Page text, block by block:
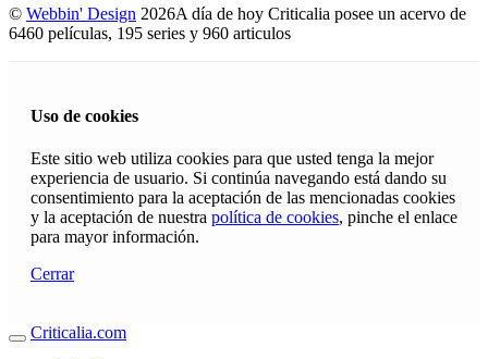
© Webbin' Design 2026A día de hoy Criticalia posee un acervo de
6460 películas, 195 series y 960 articulos
Uso de cookies
Este sitio web utiliza cookies para que usted tenga la mejor
experiencia de usuario. Si continúa navegando está dando su
consentimiento para la aceptación de las mencionadas cookies
y la aceptación de nuestra política de cookies, pinche el enlace
para mayor información.
Cerrar
Criticalia.com